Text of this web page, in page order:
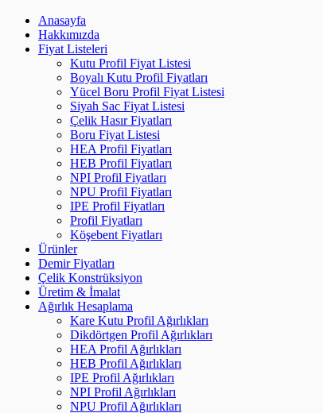
Anasayfa
Hakkımızda
Fiyat Listeleri
Kutu Profil Fiyat Listesi
Boyalı Kutu Profil Fiyatları
Yücel Boru Profil Fiyat Listesi
Siyah Sac Fiyat Listesi
Çelik Hasır Fiyatları
Boru Fiyat Listesi
HEA Profil Fiyatları
HEB Profil Fiyatları
NPI Profil Fiyatları
NPU Profil Fiyatları
IPE Profil Fiyatları
Profil Fiyatları
Köşebent Fiyatları
Ürünler
Demir Fiyatları
Çelik Konstrüksiyon
Üretim & İmalat
Ağırlık Hesaplama
Kare Kutu Profil Ağırlıkları
Dikdörtgen Profil Ağırlıkları
HEA Profil Ağırlıkları
HEB Profil Ağırlıkları
IPE Profil Ağırlıkları
NPI Profil Ağırlıkları
NPU Profil Ağırlıkları